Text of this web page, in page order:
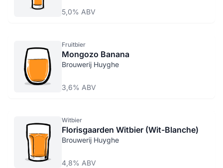
5,0% ABV
Fruitbier
Mongozo Banana
Brouwerij Huyghe
3,6% ABV
Witbier
Florisgaarden Witbier (Wit-Blanche)
Brouwerij Huyghe
4,8% ABV